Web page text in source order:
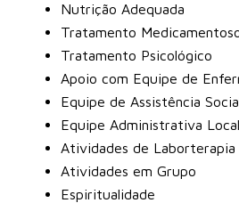
Nutrição Adequada
Tratamento
Tratamento Psicológico
Apoio com Equipe de
Equipe de Assistência
Equipe Administrativa Local
Atividades de Laborterapia
Atividades em Grupo
Espiritualidade